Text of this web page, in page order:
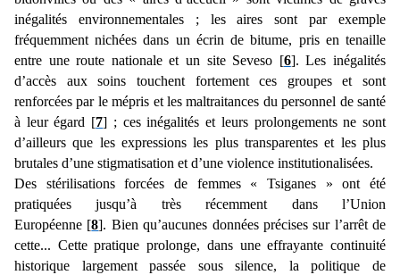
inégalités environnementales ; les aires sont par exemple
fréquemment nichées dans un écrin de bitume, pris en tenaille
entre une route nationale et un site Seveso [6]. Les inégalités
d’accès aux soins touchent fortement ces groupes et sont
renforcées par le mépris et les maltraitances du personnel de santé
à leur égard [7] ; ces inégalités et leurs prolongements ne sont
d’ailleurs que les expressions les plus transparentes et les plus
brutales d’une stigmatisation et d’une violence institutionalisées.
Des stérilisations forcées de femmes « Tsiganes » ont été
pratiquées jusqu’à très récemment dans l’Union
Européenne [8]. Bien qu’aucunes données précises sur l’arrêt de
cette... Cette pratique prolonge, dans une effrayante continuité
historique largement passée sous silence, la politique de